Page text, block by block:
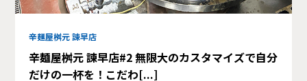
辛麺屋桝元 諫早店
辛麺屋桝元 諫早店#2 無限大のカスタマイズで自分
だけの一杯を！こだわ[...]